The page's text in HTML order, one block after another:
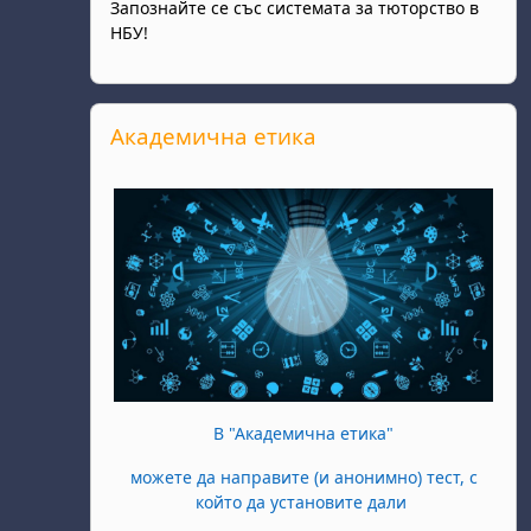
Запознайте се със системата за тюторство в
НБУ!
Salta Академична етика
Академична етика
В "Академична етика"
можете да направите (и анонимно) тест, с
който да установите дали